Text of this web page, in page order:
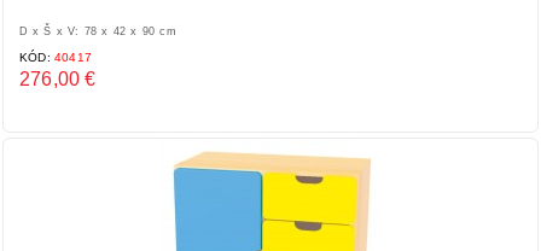
D x Š x V: 78 x 42 x 90 cm
KÓD: 40417
276,00 €